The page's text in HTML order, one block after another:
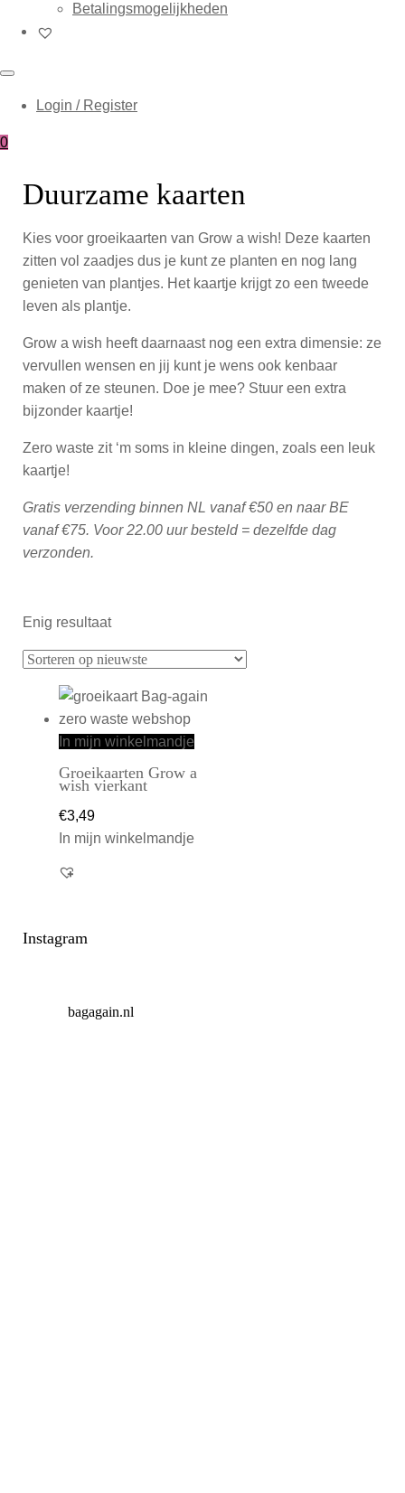
Betalingsmogelijkheden
Login / Register
0
Duurzame kaarten
Kies voor groeikaarten van Grow a wish! Deze kaarten
zitten vol zaadjes dus je kunt ze planten en nog lang
genieten van plantjes. Het kaartje krijgt zo een tweede
leven als plantje.
Grow a wish heeft daarnaast nog een extra dimensie: ze
vervullen wensen en jij kunt je wens ook kenbaar
maken of ze steunen. Doe je mee? Stuur een extra
bijzonder kaartje!
Zero waste zit ‘m soms in kleine dingen, zoals een leuk
kaartje!
Gratis verzending binnen NL vanaf €50 en naar BE
vanaf €75. Voor 22.00 uur besteld = dezelfde dag
verzonden.
Enig resultaat
In mijn winkelmandje
Groeikaarten Grow a
wish vierkant
€3,49
In mijn winkelmandje
Instagram
bagagain.nl